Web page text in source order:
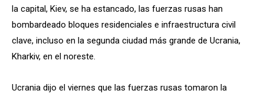
la capital, Kiev, se ha estancado, las fuerzas rusas han
bombardeado bloques residenciales e infraestructura civil
clave, incluso en la segunda ciudad más grande de Ucrania,
Kharkiv, en el noreste.
Ucrania dijo el viernes que las fuerzas rusas tomaron la